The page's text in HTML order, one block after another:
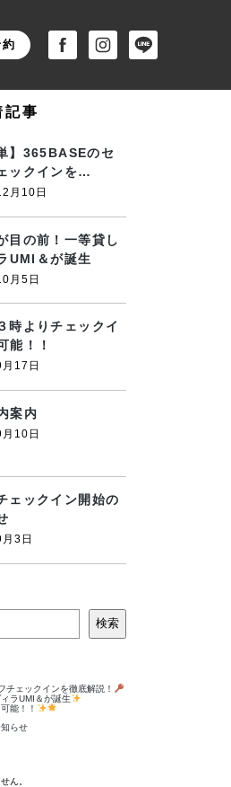
記事
】365BASEのセ
ックインを…
月10日
目の前！一等貸し
UMI＆が誕生
月5日
時よりチェックイ
能！！
17日
案内
10日
ェックイン開始の
3日
検索
チェックインを徹底解説！
ラUMI＆が誕生
能！！
らせ
ん。